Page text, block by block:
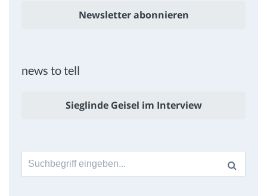
Newsletter abonnieren
news to tell
Sieglinde Geisel im Interview
Suche
nach: